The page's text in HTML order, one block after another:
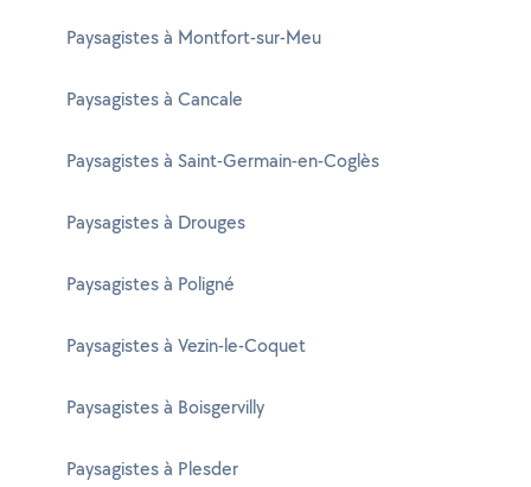
Paysagistes à Montfort-sur-Meu
Paysagistes à Cancale
Paysagistes à Saint-Germain-en-Coglès
Paysagistes à Drouges
Paysagistes à Poligné
Paysagistes à Vezin-le-Coquet
Paysagistes à Boisgervilly
Paysagistes à Plesder